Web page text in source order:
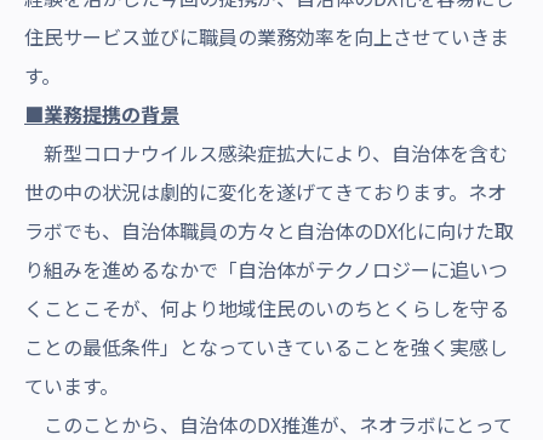
住民サービス並びに職員の業務効率を向上させていきま
す。
■業務提携の背景
新型コロナウイルス感染症拡大により、自治体を含む
世の中の状況は劇的に変化を遂げてきております。ネオ
ラボでも、自治体職員の方々と自治体のDX化に向けた取
り組みを進めるなかで「自治体がテクノロジーに追いつ
くことこそが、何より地域住民のいのちとくらしを守る
ことの最低条件」となっていきていることを強く実感し
ています。
このことから、自治体のDX推進が、ネオラボにとって